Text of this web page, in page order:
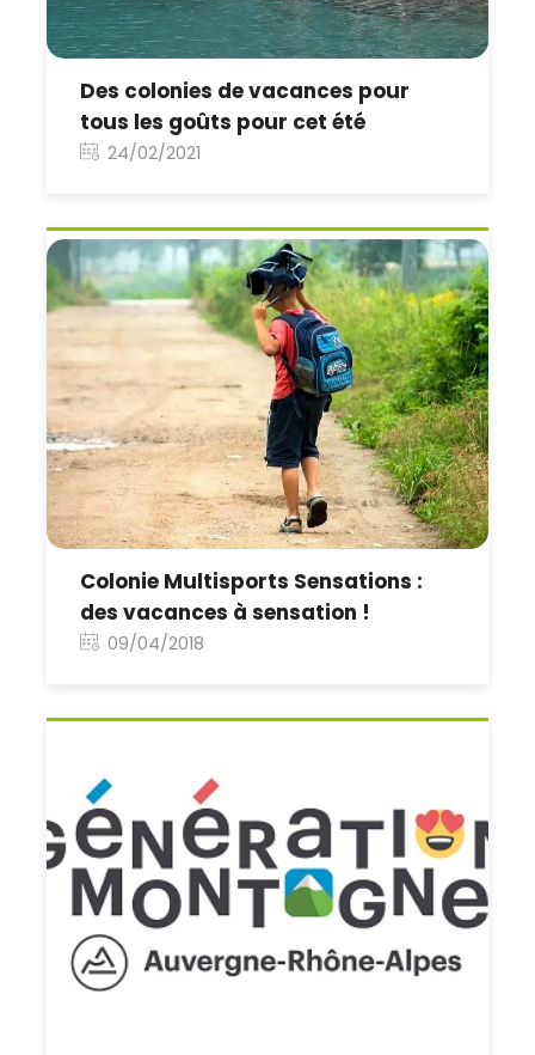
Des colonies de vacances pour
tous les goûts pour cet été
24/02/2021
Colonie Multisports Sensations :
des vacances à sensation !
09/04/2018